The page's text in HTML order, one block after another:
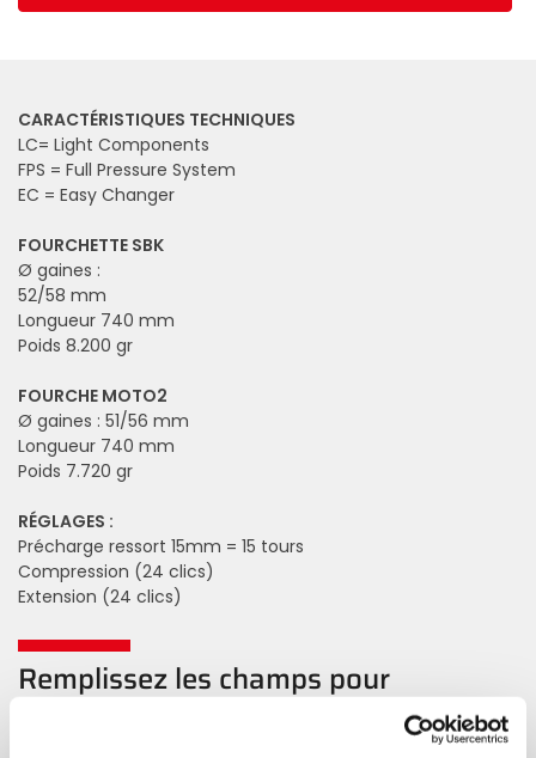
CARACTÉRISTIQUES TECHNIQUES
LC= Light Components
FPS = Full Pressure System
EC = Easy Changer
FOURCHETTE SBK
Ø gaines :
52/58 mm
Longueur 740 mm
Poids 8.200 gr
FOURCHE MOTO2
Ø gaines : 51/56 mm
Longueur 740 mm
Poids 7.720 gr
RÉGLAGES :
Précharge ressort 15mm = 15 tours
Compression (24 clics)
Extension (24 clics)
Remplissez les champs pour